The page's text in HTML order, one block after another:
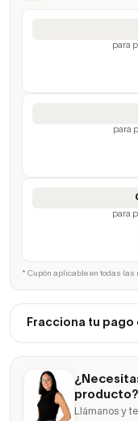
para
para
para
* Cupón aplicable en todas las
Fracciona tu pago
producto?
Llámanos y